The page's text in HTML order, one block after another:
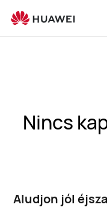
Nincs
Aludjon jól